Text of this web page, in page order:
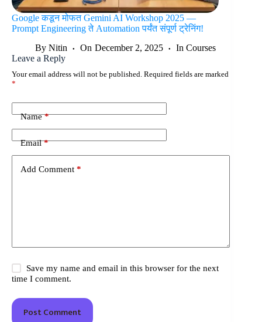
Google कडून मोफत Gemini AI Workshop 2025 —
Prompt Engineering ते Automation पर्यंत संपूर्ण ट्रेनिंग!
By Nitin On December 2, 2025 In Courses
Leave a Reply
Your email address will not be published. Required fields are marked
*
Name*
Email*
Add Comment *
Save my name and email in this browser for the next
time I comment.
Post Comment